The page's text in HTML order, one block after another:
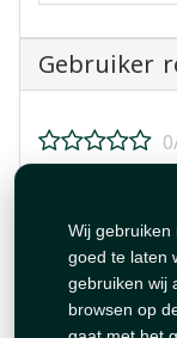
Wij gebruiken
goed te laten
gebruiken wij
browsen op
Gebruiker